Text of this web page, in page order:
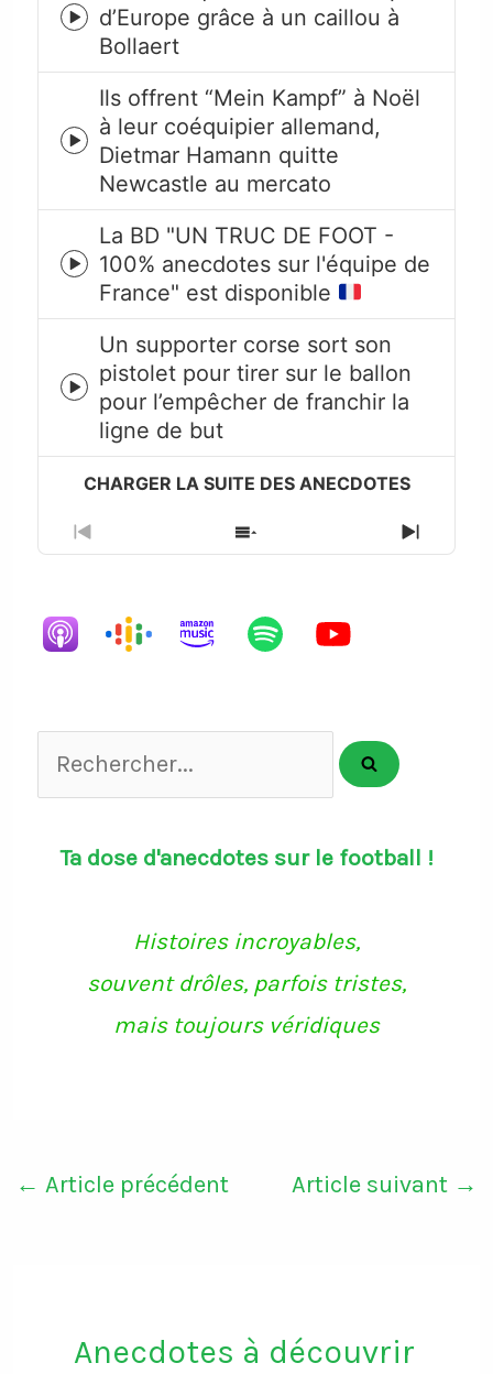
Episode
play
icon
d’Europe grâce à un caillou à
Bollaert
Episode
play
icon
Ils offrent “Mein Kampf” à Noël
à leur coéquipier allemand,
Dietmar Hamann quitte
Newcastle au mercato
Episode
play
icon
La BD "UN TRUC DE FOOT -
100% anecdotes sur l'équipe de
France" est disponible
Episode
play
icon
Un supporter corse sort son
pistolet pour tirer sur le ballon
pour l’empêcher de franchir la
ligne de but
Previous
Episode
Show
Episodes
Next
Episode
Rechercher...
Ta dose d'anecdotes sur le football !
Histoires incroyables,
souvent drôles, parfois tristes,
mais toujours véridiques
← Article précédent Article suivant →
Anecdotes à découvrir